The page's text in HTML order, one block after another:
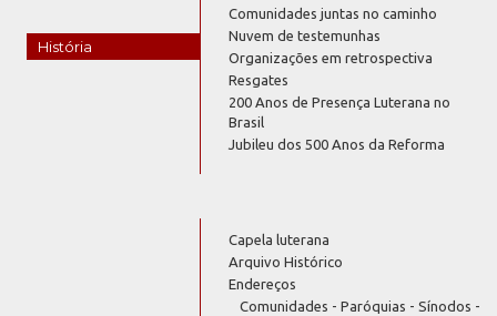
História
Comunidades juntas no caminho
Nuvem de testemunhas
Organizações em retrospectiva
Resgates
200 Anos de Presença Luterana no
Brasil
Jubileu dos 500 Anos da Reforma
Capela luterana
Arquivo Histórico
Endereços
Comunidades - Paróquias - Sínodos -